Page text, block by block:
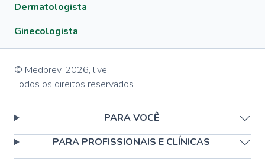
Dermatologista
Ginecologista
© Medprev, 2026, live
Todos os direitos reservados
PARA VOCÊ
PARA PROFISSIONAIS E CLÍNICAS